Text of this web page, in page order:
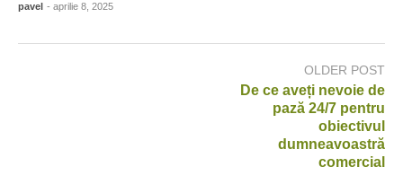
pavel - aprilie 8, 2025
OLDER POST
De ce aveți nevoie de
pază 24/7 pentru
obiectivul
dumneavoastră
comercial